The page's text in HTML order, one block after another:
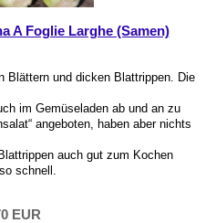
A Foglie Larghe (Samen)
Blättern und dicken Blattrippen. Die
im Gemüseladen ab und an zu
angeboten, haben aber nichts
auch gut zum Kochen
schnell.
EUR